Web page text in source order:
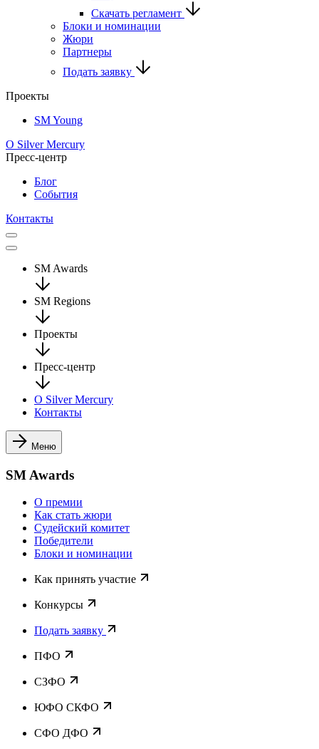
Скачать регламент
Блоки и номинации
Жюри
Партнеры
Подать заявку
Проекты
SM Young
О Silver Mercury
Пресс-центр
Блог
События
Контакты
SM Awards
SM Regions
Проекты
Пресс-центр
О Silver Mercury
Контакты
Меню
SM Awards
О премии
Как стать жюри
Судейский комитет
Победители
Блоки и номинации
Как принять участие
Конкурсы
Подать заявку
ПФО
СЗФО
ЮФО СКФО
CФО ДФО